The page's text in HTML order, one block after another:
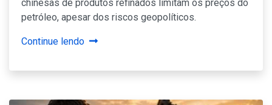
chinesas de produtos refinados limitam os preços do
petróleo, apesar dos riscos geopolíticos.
Continue lendo